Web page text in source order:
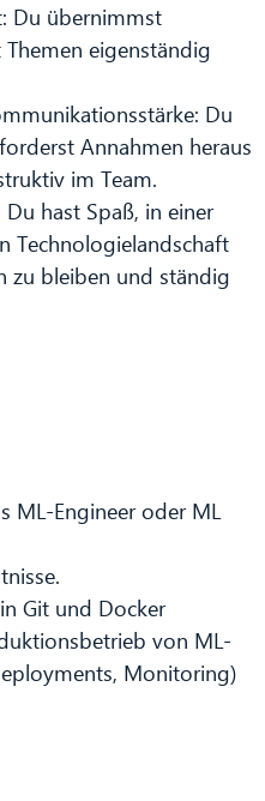
Du übernimmst
eigenständig
Du
Annahmen heraus
im Team.
hast Spaß, in einer
Technologielandschaft
zu bleiben und ständig
ML-Engineer oder ML
Git und Docker
von ML-
Monitoring)